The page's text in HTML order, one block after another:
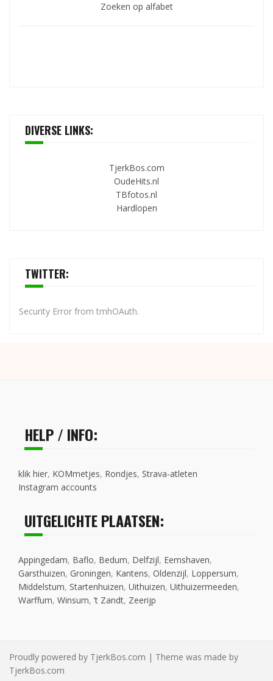
Zoeken op alfabet
DIVERSE LINKS:
TjerkBos.com
OudeHits.nl
TBfotos.nl
Hardlopen
TWITTER:
Security Error from tmhOAuth.
HELP / INFO:
klik hier, KOMmetjes, Rondjes, Strava-atleten
Instagram accounts
UITGELICHTE PLAATSEN:
Appingedam, Baflo, Bedum, Delfzijl, Eemshaven,
Garsthuizen, Groningen, Kantens, Oldenzijl, Loppersum,
Middelstum, Startenhuizen, Uithuizen, Uithuizermeeden,
Warffum, Winsum, ’t Zandt, Zeerijp
Proudly powered by TjerkBos.com | Theme was made by
TjerkBos.com